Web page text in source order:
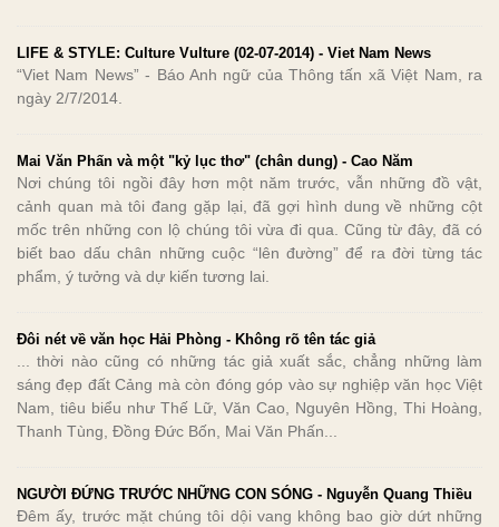
LIFE & STYLE: Culture Vulture (02-07-2014) - Viet Nam News
“Viet Nam News” - Báo Anh ngữ của Thông tấn xã Việt Nam, ra
ngày 2/7/2014.
Mai Văn Phấn và một "kỷ lục thơ" (chân dung) - Cao Năm
Nơi chúng tôi ngồi đây hơn một năm trước, vẫn những đồ vật,
cảnh quan mà tôi đang gặp lại, đã gợi hình dung về những cột
mốc trên những con lộ chúng tôi vừa đi qua. Cũng từ đây, đã có
biết bao dấu chân những cuộc “lên đường” để ra đời từng tác
phẩm, ý tưởng và dự kiến tương lai.
Đôi nét về văn học Hải Phòng - Không rõ tên tác giả
... thời nào cũng có những tác giả xuất sắc, chẳng những làm
sáng đẹp đất Cảng mà còn đóng góp vào sự nghiệp văn học Việt
Nam, tiêu biểu như Thế Lữ, Văn Cao, Nguyên Hồng, Thi Hoàng,
Thanh Tùng, Đồng Đức Bốn, Mai Văn Phấn...
NGƯỜI ĐỨNG TRƯỚC NHỮNG CON SÓNG - Nguyễn Quang Thiều
Đêm ấy, trước mặt chúng tôi dội vang không bao giờ dứt những